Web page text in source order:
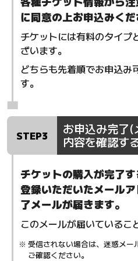
に同意の上お申込みくだ
チケットには有料のタイプ
ざいます。
どちらも先着順でお申込み
す。
STEP3
お申込み完了(
内容を確認す
チケットの購入が完了
登録いただいたメール
了メールが届きます。
このメールが届いているこ
受信されない場合は、迷惑メー
ご確認ください。